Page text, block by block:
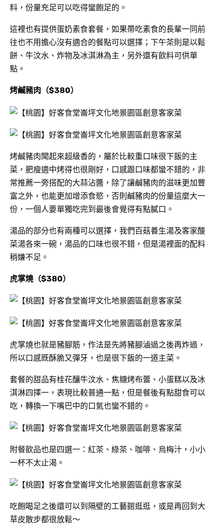
料，份量充足可以吃得蠻飽足的。
這裡也有提供蛋奶素食套餐，如果帶吃素食的長輩一同前
往也不用擔心沒有適合的餐點可以選擇；下午茶則是以鬆
餅、牛汶水、炸物及冰淇淋為主，另外還有飲料可供單
點。
烤鹹豬肉（$380）
烤鹹豬肉聞起來超級香的，屬於比較重口味很下飯的主
菜，肥瘦適中烤得也很剛好，口感跟口味都蠻不錯的，非
常推薦一旁搭配的大蒜沾醬，除了讓鹹豬肉的滋味更加豐
富之外，也能更加增添食慾，否則鹹豬肉的份量這麼大一
份，一個人要單獨吃完到最後會覺得有點膩口。
湯品的部分也有兩種可以選擇，我們百菇養生湯及客家酸
菜湯各來一碗，湯品的口味也很不錯，但是湯裡面的配料
稍嫌不足。
虎掌燒（$380）
虎掌燒也就是豬腳筋，作法是先將豬腳滷過之後再炸過，
所以口感既酥脆又彈牙，也是很下飯的一道主菜。
套餐的甜品有桂花釀牛汶水、焦糖烤布蕾、小蛋糕以及冰
淇淋四擇一，表現比較普通一點，但是餐後有點甜食可以
吃，轉換一下嘴巴中的口氣也蠻不錯的。
附餐飲品也是四選一：紅茶、綠茶、咖啡、烏梅汁，小小
一杯不太止渴。
吃飽喝足之後還可以到隔壁的工藝館逛逛，或是再回到大
草皮散步都很放鬆～